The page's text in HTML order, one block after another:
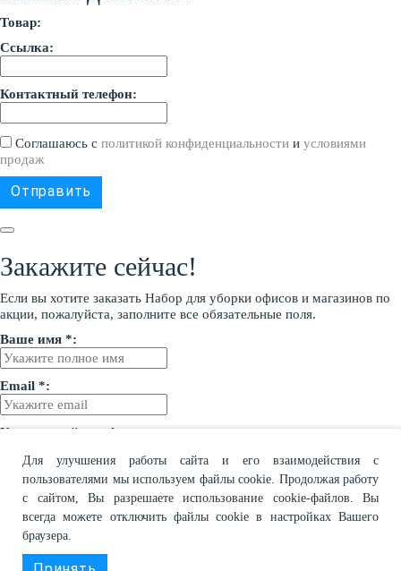
Товар:
Ссылка:
Контактный телефон:
Соглашаюсь с политикой конфиденциальности и условиями
продаж
Закажите сейчас!
Если вы хотите заказать Набор для уборки офисов и магазинов по
акции, пожалуйста, заполните все обязательные поля.
Ваше имя *:
Email *:
Контактный телефон:
Опишите Ваш запрос:
продаж
Для улучшения работы сайта и его взаимодействия с
пользователями мы используем файлы cookie. Продолжая работу
с сайтом, Вы разрешаете использование cookie-файлов. Вы
всегда можете отключить файлы cookie в настройках Вашего
браузера.